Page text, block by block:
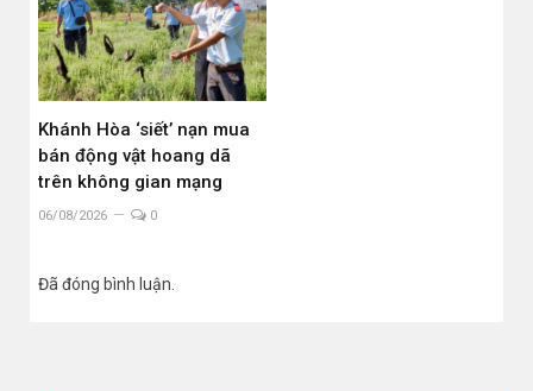
Khánh Hòa ‘siết’ nạn mua
bán động vật hoang dã
trên không gian mạng
06/08/2026 0
Đã đóng bình luận.